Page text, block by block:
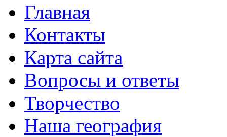
Главная
Контакты
Карта сайта
Вопросы и ответы
Творчество
Наша география